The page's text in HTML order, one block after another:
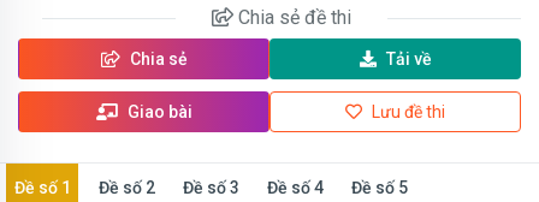
Chia sẻ đề thi
Chia sẻ
Giao bài
Tải về
Lưu đề thi
Đề số 1 Đề số 2 Đề số 3 Đề số 4 Đề số 5